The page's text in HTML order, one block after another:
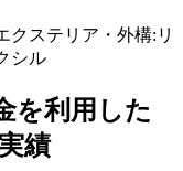
クステリア・外構:リ
シル
を利用した
績